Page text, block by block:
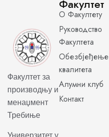
Факултет за
производњу и
менаџмент
Требиње
Универзитет у
Факултет
О Факултету
Руководство
Факултета
Обезбјеђење
квалитета
Алумни клуб
Контакт